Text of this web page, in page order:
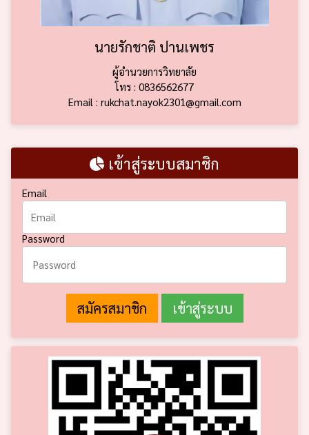
นายรักชาติ ปานเพชร
ผู้อำนวยการวิทยาลัย
โทร : 0836562677
Email : rukchat.nayok2301@gmail.com
เข้าสู่ระบบสมาชิก
Email
Password
สมัครสมาชิก